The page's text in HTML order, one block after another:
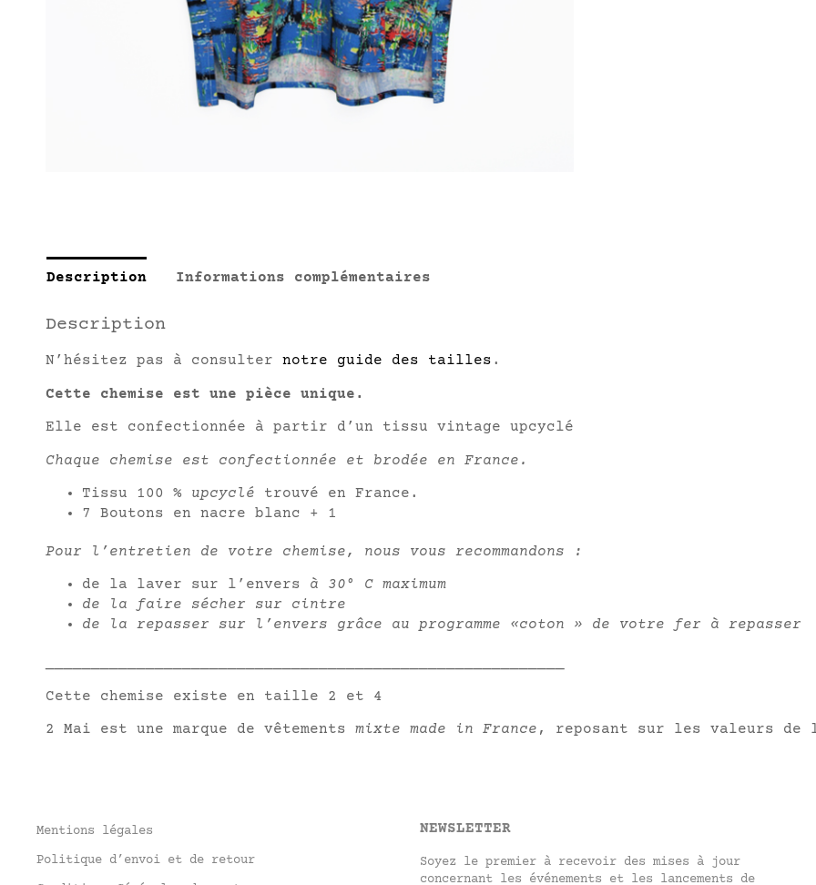
Description Informations complémentaires
Description
N’hésitez pas à consulter notre guide des tailles .
Cette chemise est une pièce unique.
Elle est confectionnée à partir d’un tissu vintage upcyclé
Chaque chemise est confectionnée et brodée en France.
Tissu 100 % upcyclé trouvé en France.
7 Boutons en nacre blanc + 1
Pour l’entretien de votre chemise, nous vous recommandons :
de la laver sur l’envers à 30° C maximum
de la faire sécher sur cintre
de la repasser sur l’envers grâce au programme «coton » de votre fer à repasser
Cette chemise existe en taille 2 et 4
2 Mai est une marque de vêtements mixte made in France , reposant sur les valeurs de
Mentions légales
Politique d’envoi et de retour
NEWSLETTER
Soyez le premier à recevoir des mises à jour
concernant les événements et les lancements de